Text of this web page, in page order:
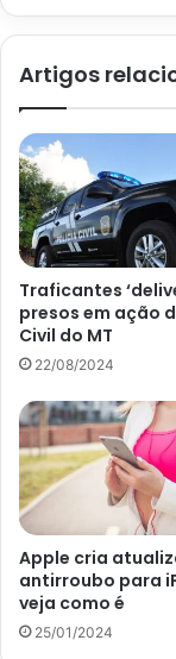
1 cebola
Suas receitas
branco clássico:
Qual o
molho
Apesar de
precisa de todo
empelotar. O
Artigos
Traficantes
presos em ação
Civil do MT
22/08/2024
Apple cria
antirroubo para
veja como é
25/01/2024